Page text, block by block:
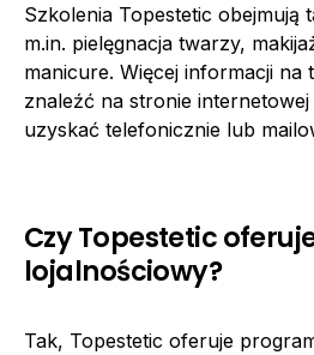
Szkolenia Topestetic obejmują
m.in. pielęgnacja twarzy,
manicure. Więcej informacji na
znaleźć na stronie
uzyskać telefonicznie lub
Czy Topestetic
lojalnościowy?
Tak, Topestetic oferuje